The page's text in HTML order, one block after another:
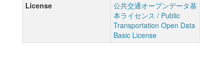
License
公共交通オープンデータ基
本ライセンス / Public
Transportation Open Data
Basic License